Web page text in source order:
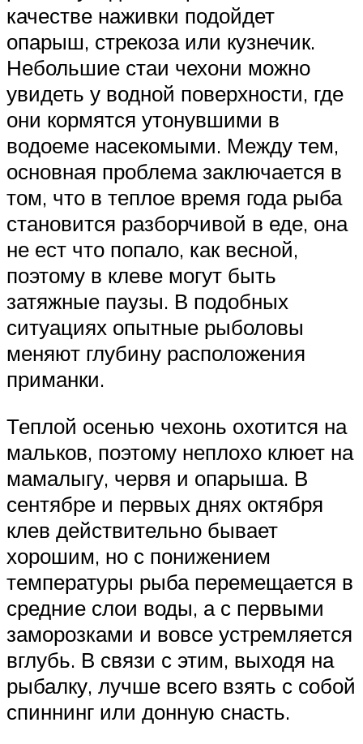
качестве наживки подойдет
опарыш, стрекоза или кузнечик.
Небольшие стаи чехони можно
увидеть у водной поверхности, где
они кормятся утонувшими в
водоеме насекомыми. Между тем,
основная проблема заключается в
том, что в теплое время года рыба
становится разборчивой в еде, она
не ест что попало, как весной,
поэтому в клеве могут быть
затяжные паузы. В подобных
ситуациях опытные рыболовы
меняют глубину расположения
приманки.
Теплой осенью чехонь охотится на
мальков, поэтому неплохо клюет на
мамалыгу, червя и опарыша. В
сентябре и первых днях октября
клев действительно бывает
хорошим, но с понижением
температуры рыба перемещается в
средние слои воды, а с первыми
заморозками и вовсе устремляется
вглубь. В связи с этим, выходя на
рыбалку, лучше всего взять с собой
спиннинг или донную снасть.